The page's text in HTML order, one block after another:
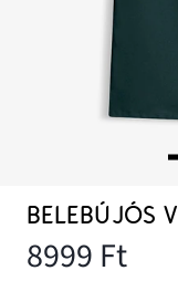
BELEBÚJÓS
8999 Ft